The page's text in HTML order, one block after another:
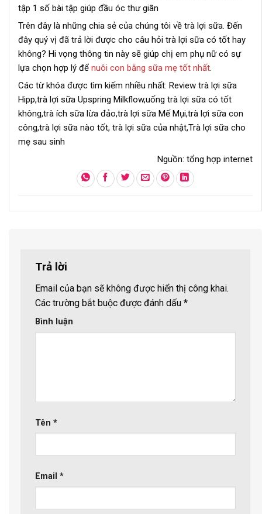
tập 1 số bài tập giúp đầu óc thư giãn
Trên đây là những chia sẻ của chúng tôi về trà lợi sữa. Đến
đây quý vị đã trả lời được cho câu hỏi trà lợi sữa có tốt hay
không? Hi vọng thông tin này sẽ giúp chị em phụ nữ có sự
lựa chọn hợp lý để nuôi con bằng sữa mẹ tốt nhất
Các từ khóa được tìm kiếm nhiều nhất: Review trà lợi sữa
Hipp,trà lợi sữa Upspring Milkflow,uống trà lợi sữa có tốt
không,trà ích sữa lừa đảo,trà lợi sữa Mế Mụi,trà lợi sữa con
công,trà lợi sữa nào tốt, trà lợi sữa của nhật,Trà lợi sữa cho
mẹ sau sinh
Nguồn: tổng hợp internet
Trả lời
Email của bạn sẽ không được hiển thị công khai.
Các trường bắt buộc được đánh dấu *
Bình luận
Tên *
Email *